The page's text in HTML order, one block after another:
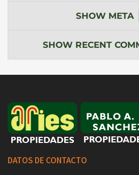
SHOW META
SHOW RECENT
DATOS DE CONTACTO